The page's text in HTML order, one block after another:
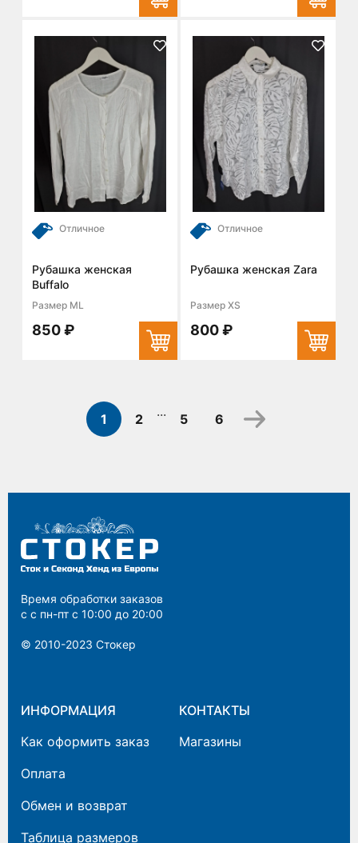
Отличное
Рубашка женская
Buffalo
Размер ML
850 ₽
Отличное
Рубашка женская Zara
Размер XS
800 ₽
1 2 ... 5 6
Время обработки заказов
с с пн-пт с 10:00 до 20:00
© 2010-2023 Cтокер
ИНФОРМАЦИЯ
Как оформить заказ
Оплата
Обмен и возврат
Таблица размеров
КОНТАКТЫ
Магазины